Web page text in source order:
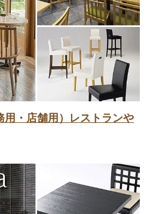
用・店舗用）レストランや